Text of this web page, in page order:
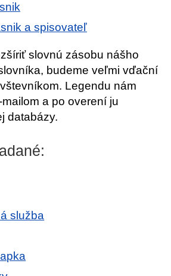
a spisovateľ
slovnú zásobu nášho
budeme veľmi vďační
Legendu nám
a po overení ju
databázy.
služba